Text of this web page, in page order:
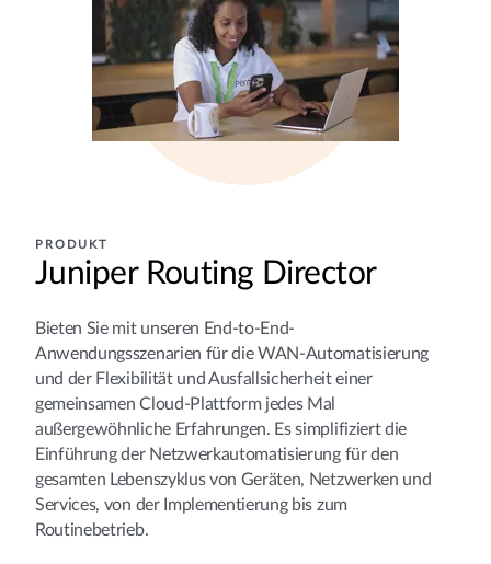
PRODUKT
Juniper Routing Director
Bieten Sie mit unseren End-to-End-
Anwendungsszenarien für die WAN-Automatisierung
und der Flexibilität und Ausfallsicherheit einer
gemeinsamen Cloud-Plattform jedes Mal
außergewöhnliche Erfahrungen. Es simplifiziert die
Einführung der Netzwerkautomatisierung für den
gesamten Lebenszyklus von Geräten, Netzwerken und
Services, von der Implementierung bis zum
Routinebetrieb.